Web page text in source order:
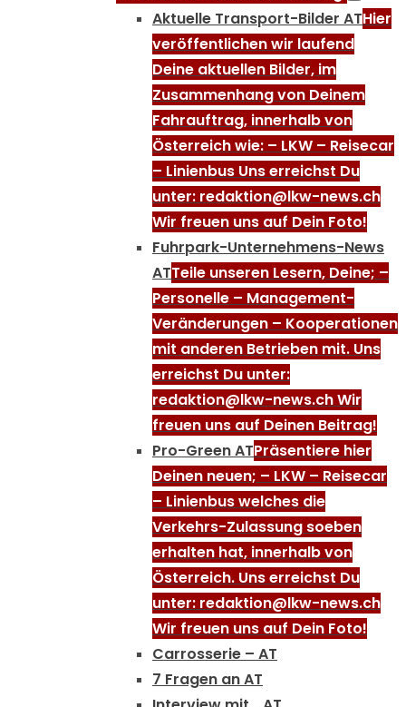
Aktuelle Transport-Bilder ATHier
veröffentlichen wir laufend
Deine aktuellen Bilder, im
Zusammenhang von Deinem
Fahrauftrag, innerhalb von
Österreich wie: – LKW – Reisecar
– Linienbus Uns erreichst Du
unter: redaktion@lkw-news.ch
Wir freuen uns auf Dein Foto!
Fuhrpark-Unternehmens-News
ATTeile unseren Lesern, Deine; –
Personelle – Management-
Veränderungen – Kooperationen
mit anderen Betrieben mit. Uns
erreichst Du unter:
redaktion@lkw-news.ch Wir
freuen uns auf Deinen Beitrag!
Pro-Green ATPräsentiere hier
Deinen neuen; – LKW – Reisecar
– Linienbus welches die
Verkehrs-Zulassung soeben
erhalten hat, innerhalb von
Österreich. Uns erreichst Du
unter: redaktion@lkw-news.ch
Wir freuen uns auf Dein Foto!
Carrosserie – AT
7 Fragen an AT